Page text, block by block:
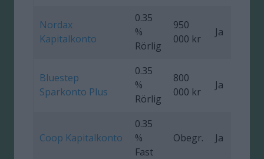
Nordax
Kapitalkonto
0.35
%
Rörlig
950
000 kr
Ja
Bluestep
Sparkonto Plus
0.35
%
Rörlig
800
000 kr
Ja
Coop Kapitalkonto
0.35
%
Fast
Obegr. Ja